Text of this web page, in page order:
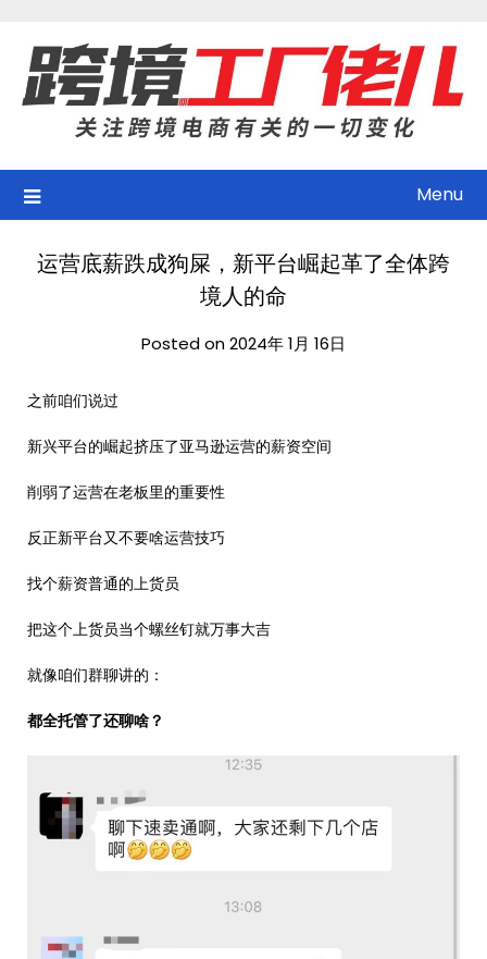
content
Menu
运营底薪跌成狗屎，新平台崛起革了全体跨
境人的命
Posted on 2024年 1月 16日
之前咱们说过
新兴平台的崛起挤压了亚马逊运营的薪资空间
削弱了运营在老板里的重要性
反正新平台又不要啥运营技巧
找个薪资普通的上货员
把这个上货员当个螺丝钉就万事大吉
就像咱们群聊讲的：
都全托管了还聊啥？